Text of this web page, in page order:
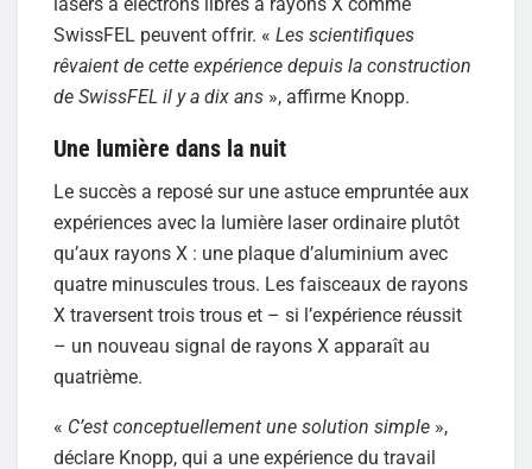
SwissFEL peuvent offrir. « Les scientifiques
rêvaient de cette expérience depuis la construction
de SwissFEL il y a dix ans », affirme Knopp.
Une lumière dans la nuit
Le succès a reposé sur une astuce empruntée aux
expériences avec la lumière laser ordinaire plutôt
qu’aux rayons X : une plaque d’aluminium avec
quatre minuscules trous. Les faisceaux de rayons
X traversent trois trous et – si l’expérience réussit
– un nouveau signal de rayons X apparaît au
quatrième.
« C’est conceptuellement une solution simple »,
déclare Knopp, qui a une expérience du travail